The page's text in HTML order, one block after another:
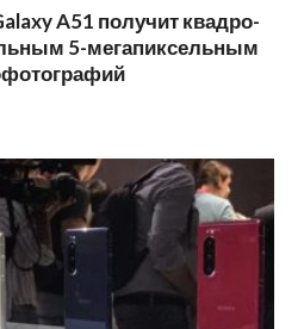
A51 получит квадро-
5-мегапиксельным